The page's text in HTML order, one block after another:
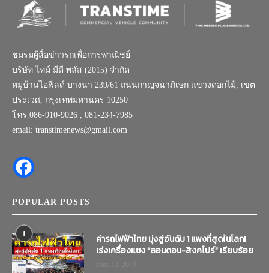
ชมรมผู้สื่อข่าวรถเพื่อการพาณิชย์
บริษัท ไทม์ มีดี พลัส (2015) จำกัด
หมู่บ้านไอฟีลด์ บางนา 239/61 ถนนกาญจนาภิเษก แขวงดอกไม้, เขต
ประเวศ, กรุงเทพมหานคร 10250
โทร.086-910-9026 , 081-234-7985
email: transtimenews@gmail.com
POPULAR POSTS
1
ค่ารถไฟฟ้าไทย มุ่งสู่อันดับ 1 แพงที่สุดในโลก!
เร่งเครื่องแซง “ลอนดอน-สิงคโปร์” เรียบร้อย